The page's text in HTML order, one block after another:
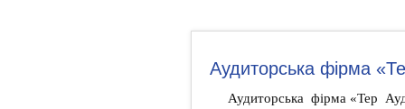
Аудиторська фірма
Аудиторська фірма «Тер